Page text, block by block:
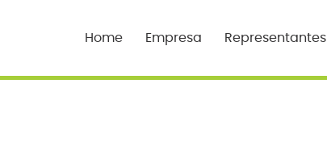
Home Empresa Representantes